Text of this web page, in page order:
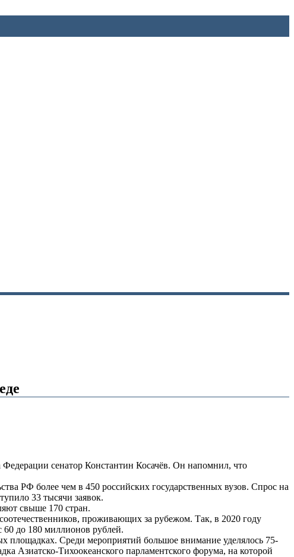
Федерации сенатор Константин Косачёв. Он напомнил, что
РФ более чем в 450 российских государственных вузов. Спрос на
33 тысячи заявок.
свыше 170 стран.
проживающих за рубежом. Так, в 2020 году
до 180 миллионов рублей.
площадках. Среди мероприятий большое внимание уделялось 75-
Азиатско-Тихоокеанского парламентского форума, на которой